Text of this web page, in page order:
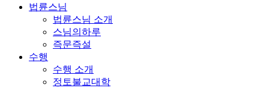
법륜스님
법륜스님 소개
스님의하루
즉문즉설
수행
수행 소개
정토불교대학